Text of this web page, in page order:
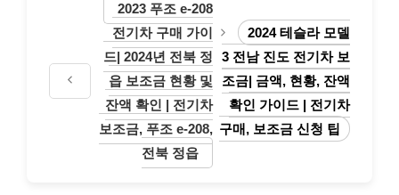
2023 푸조 e-208
전기차 구매 가이
드| 2024년 전북 정
읍 보조금 현황 및
잔액 확인 | 전기차
보조금, 푸조 e-208,
전북 정읍
2024 테슬라 모델
3 전남 진도 전기차 보
조금| 금액, 현황, 잔액
확인 가이드 | 전기차
구매, 보조금 신청 팁